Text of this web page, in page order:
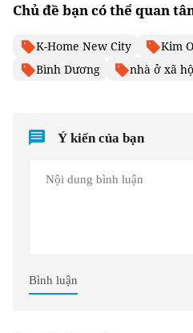
Chủ đề bạn có thể quan
K-Home New City
Kim
Bình Dương
nhà ở xã
Ý kiến của bạn
Bình luận